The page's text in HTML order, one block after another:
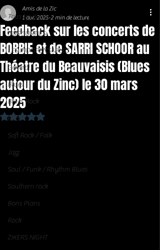
Tous les posts
NOS SORTIES
LES INDISPENSABLES
Général
Blues
Blues Rock
Rock
Soft Rock / Folk
Jazz
Soul / Funk / Rhythm Blues
Southern rock
Bons Plans
Rock
ZIKERS NIGHT
Feedback sur les concerts de
BOBBIE et de SARRI SCHOOR au
Théatre du Beauvaisis (Blues
autour du Zinc) le 30 mars
2025
Amis de la Zic
1 avr. 2025 2 min de lecture
Noté NaN étoiles sur 5.